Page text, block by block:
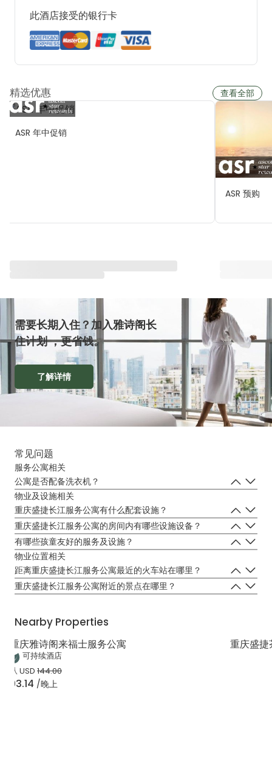
此酒店接受的银行卡
精选优惠 查看全部
ASR 年中促销
ASR 预购
需要长期入住？加入雅诗阁长
住计划 ，更省钱。
了解详情
常见问题
服务公寓相关
公寓是否配备洗衣机？
所有房间均有配备洗衣机。
物业及设施相关
重庆盛捷长江服务公寓有什么配套设施？
重庆盛捷长江服务公寓提供的设施有：免费wifi、游泳池、健身房、瑜
伽房、儿童游乐室、书吧、早餐厅。
重庆盛捷长江服务公寓的房间内有哪些设施设备？
房间内的设施设备包括厨房、空调、液晶电视，微波炉，电磁炉。
有哪些孩童友好的服务及设施？
重庆盛捷长江服务公寓提供儿童游乐室、儿童游泳池、婴儿床(视供应
情况而定)。
物业位置相关
距离重庆盛捷长江服务公寓最近的火车站在哪里？
离重庆盛捷长江服务公寓最近的火车站是重庆火车北站。
重庆盛捷长江服务公寓附近的景点在哪里？
Nearby Properties
重庆雅诗阁来福士服务公寓
可持续酒店
从USD 144.00
93.14 /晚上
重庆盛